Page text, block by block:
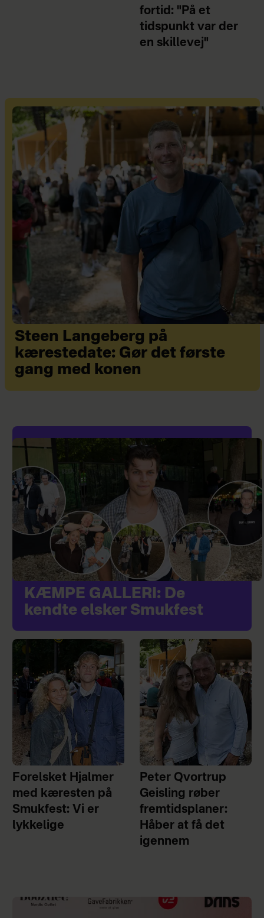
fortid: "På et
tidspunkt var der
en skillevej"
Steen Langeberg på
kærestedate: Gør det første
gang med konen
KÆMPE GALLERI: De
kendte elsker Smukfest
Forelsket Hjalmer
med kæresten på
Smukfest: Vi er
lykkelige
Peter Qvortrup
Geisling røber
fremtidsplaner:
Håber at få det
igennem